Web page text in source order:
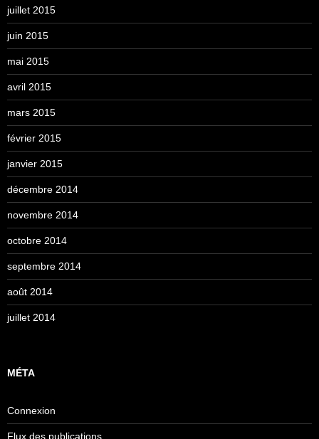
juillet 2015
juin 2015
mai 2015
avril 2015
mars 2015
février 2015
janvier 2015
décembre 2014
novembre 2014
octobre 2014
septembre 2014
août 2014
juillet 2014
MÉTA
Connexion
Flux des publications